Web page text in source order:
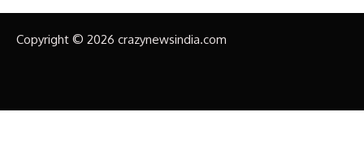
Copyright © 2026 crazynewsindia.com